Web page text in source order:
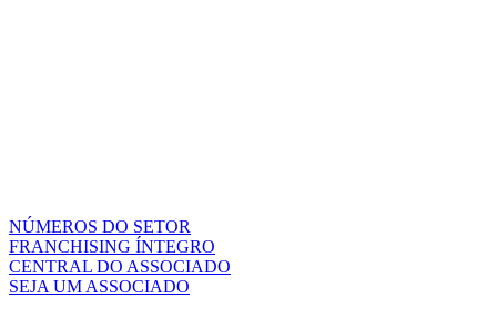
NÚMEROS DO SETOR
FRANCHISING ÍNTEGRO
CENTRAL DO ASSOCIADO
SEJA UM ASSOCIADO